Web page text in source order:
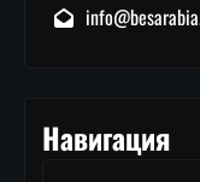
Навигация